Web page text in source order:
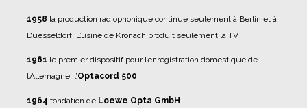
1958 la production radiophonique continue seulement à Berlin et à
Duesseldorf. L’usine de Kronach produit seulement la TV
1961 le premier dispositif pour l’enregistration domestique de
l’Allemagne, l’Optacord 500
1964 fondation de Loewe Opta GmbH